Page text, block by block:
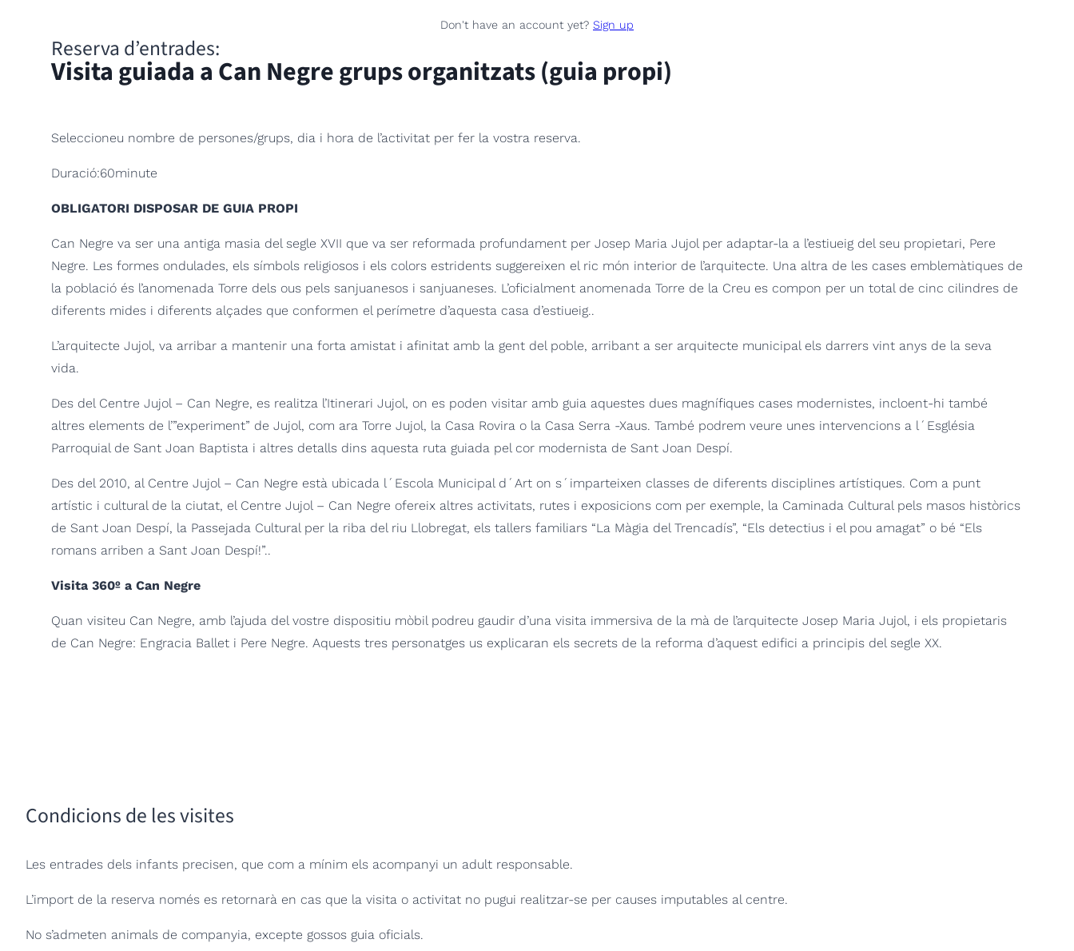
Reserva d’entrades:
Visita guiada a Can Negre grups organitzats (guia propi)
Seleccioneu nombre de persones/grups, dia i hora de l’activitat per fer la vostra reserva.
Duració:60minute
OBLIGATORI DISPOSAR DE GUIA PROPI
Can Negre va ser una antiga masia del segle XVII que va ser reformada profundament per Josep Maria Jujol per adaptar-la a l’estiueig del seu propietari, Pere
Negre. Les formes ondulades, els símbols religiosos i els colors estridents suggereixen el ric món interior de l’arquitecte. Una altra de les cases emblemàtiques de
la població és l’anomenada Torre dels ous pels sanjuanesos i sanjuaneses. L’oficialment anomenada Torre de la Creu es compon per un total de cinc cilindres de
diferents mides i diferents alçades que conformen el perímetre d’aquesta casa d’estiueig..
L’arquitecte Jujol, va arribar a mantenir una forta amistat i afinitat amb la gent del poble, arribant a ser arquitecte municipal els darrers vint anys de la seva
vida.
Des del Centre Jujol – Can Negre, es realitza l’Itinerari Jujol, on es poden visitar amb guia aquestes dues magnífiques cases modernistes, incloent-hi també
altres elements de l’”experiment” de Jujol, com ara Torre Jujol, la Casa Rovira o la Casa Serra -Xaus. També podrem veure unes intervencions a l´Església
Parroquial de Sant Joan Baptista i altres detalls dins aquesta ruta guiada pel cor modernista de Sant Joan Despí.
Des del 2010, al Centre Jujol – Can Negre està ubicada l´Escola Municipal d´Art on s´imparteixen classes de diferents disciplines artístiques. Com a punt
artístic i cultural de la ciutat, el Centre Jujol – Can Negre ofereix altres activitats, rutes i exposicions com per exemple, la Caminada Cultural pels masos històrics
de Sant Joan Despí, la Passejada Cultural per la riba del riu Llobregat, els tallers familiars “La Màgia del Trencadís”, “Els detectius i el pou amagat” o bé “Els
romans arriben a Sant Joan Despí!”..
Visita 360º a Can Negre
Quan visiteu Can Negre, amb l’ajuda del vostre dispositiu mòbil podreu gaudir d’una visita immersiva de la mà de l’arquitecte Josep Maria Jujol, i els propietaris
de Can Negre: Engracia Ballet i Pere Negre. Aquests tres personatges us explicaran els secrets de la reforma d’aquest edifici a principis del segle XX.
Condicions de les visites
Les entrades dels infants precisen, que com a mínim els acompanyi un adult responsable.
L’import de la reserva només es retornarà en cas que la visita o activitat no pugui realitzar-se per causes imputables al centre.
No s’admeten animals de companyia, excepte gossos guia oficials.
Don't have an account yet? Sign up